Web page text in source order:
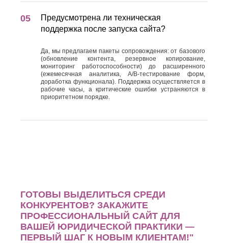
Предусмотрена ли техническая
поддержка после запуска сайта?
Да, мы предлагаем пакеты сопровождения: от базового
(обновление контента, резервное копирование,
мониторинг работоспособности) до расширенного
(ежемесячная аналитика, А/В-тестирование форм,
доработка функционала). Поддержка осуществляется в
рабочие часы, а критические ошибки устраняются в
приоритетном порядке.
ГОТОВЫ ВЫДЕЛИТЬСЯ СРЕДИ
КОНКУРЕНТОВ? ЗАКАЖИТЕ
ПРОФЕССИОНАЛЬНЫЙ САЙТ ДЛЯ
ВАШЕЙ ЮРИДИЧЕСКОЙ ПРАКТИКИ —
ПЕРВЫЙ ШАГ К НОВЫМ КЛИЕНТАМ!"